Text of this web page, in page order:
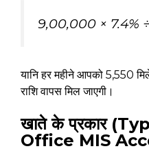
₹9,00,000 × 7.4% ÷
यानि हर महीने आपको ₹5,550
राशि वापस मिल जाएगी।
खाते के प्रकार
Office MIS